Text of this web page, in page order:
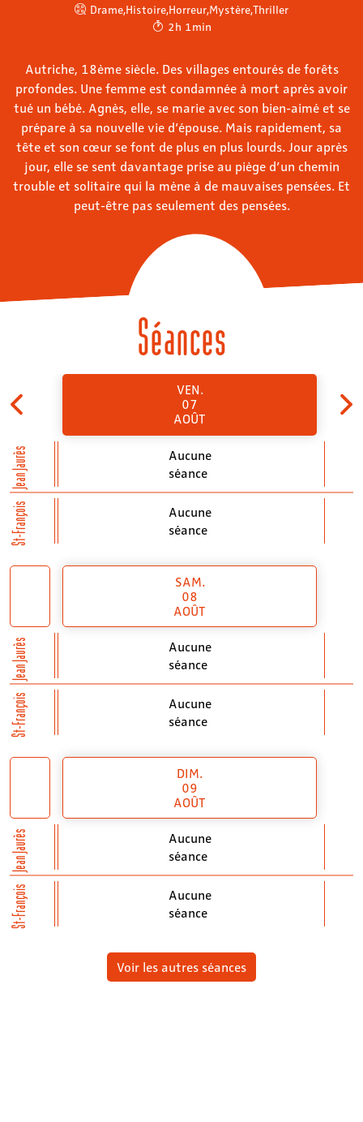
Drame,Histoire,Horreur,Mystère,Thriller
2h 1min
Autriche, 18ème siècle. Des villages entourés de forêts
profondes. Une femme est condamnée à mort après avoir
tué un bébé. Agnès, elle, se marie avec son bien-aimé et se
prépare à sa nouvelle vie d’épouse. Mais rapidement, sa
tête et son cœur se font de plus en plus lourds. Jour après
jour, elle se sent davantage prise au piège d’un chemin
trouble et solitaire qui la mène à de mauvaises pensées. Et
peut-être pas seulement des pensées.
Séances
Jean Jaurès
St-François
VEN.
07
AOÛT
Aucune
séance
Aucune
séance
Jean Jaurès
St-François
SAM.
08
AOÛT
Aucune
séance
Aucune
séance
Jean Jaurès
St-François
DIM.
09
AOÛT
Aucune
séance
Aucune
séance
Voir les autres séances